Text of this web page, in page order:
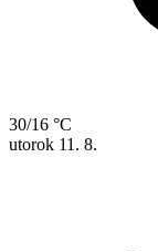
30/16 °C
utorok 11. 8.